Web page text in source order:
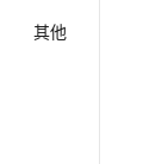
其他